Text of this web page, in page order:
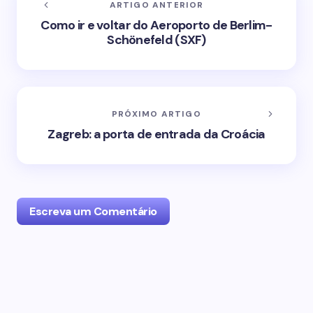
ARTIGO ANTERIOR
Como ir e voltar do Aeroporto de Berlim-
Schönefeld (SXF)
PRÓXIMO ARTIGO
Zagreb: a porta de entrada da Croácia
Escreva um Comentário